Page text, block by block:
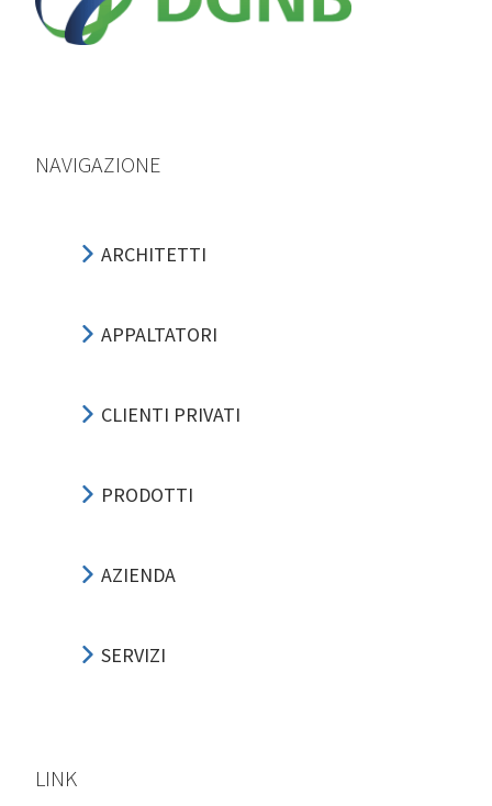
NAVIGAZIONE
ARCHITETTI
APPALTATORI
CLIENTI PRIVATI
PRODOTTI
AZIENDA
SERVIZI
LINK